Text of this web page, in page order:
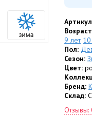
9 лет
Пол:
Сезон:
Цвет:
Бренд:
Склад:
Отзывы: